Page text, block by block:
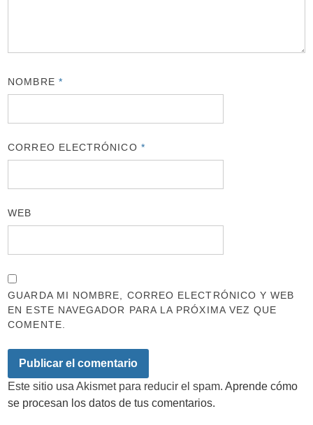
NOMBRE *
CORREO ELECTRÓNICO *
WEB
GUARDA MI NOMBRE, CORREO ELECTRÓNICO Y WEB
EN ESTE NAVEGADOR PARA LA PRÓXIMA VEZ QUE
COMENTE.
Este sitio usa Akismet para reducir el spam.Aprende cómo
se procesan los datos de tus comentarios.